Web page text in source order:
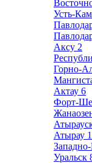
Усть-
Аксу 2
Горно-
Актау 6
Форт-
Атырау
Западно-
Уральск